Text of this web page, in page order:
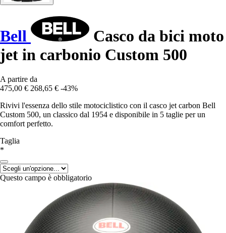
Bell
Casco da bici moto
jet in carbonio Custom 500
A partire da
475,00 € 268,65 € -43%
Rivivi l'essenza dello stile motociclistico con il casco jet carbon Bell
Custom 500, un classico dal 1954 e disponibile in 5 taglie per un
comfort perfetto.
Taglia
*
Questo campo è obbligatorio